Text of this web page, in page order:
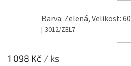
Barva: Zelená, Velikost: 60
| 3012/ZEL7
1 098 Kč / ks